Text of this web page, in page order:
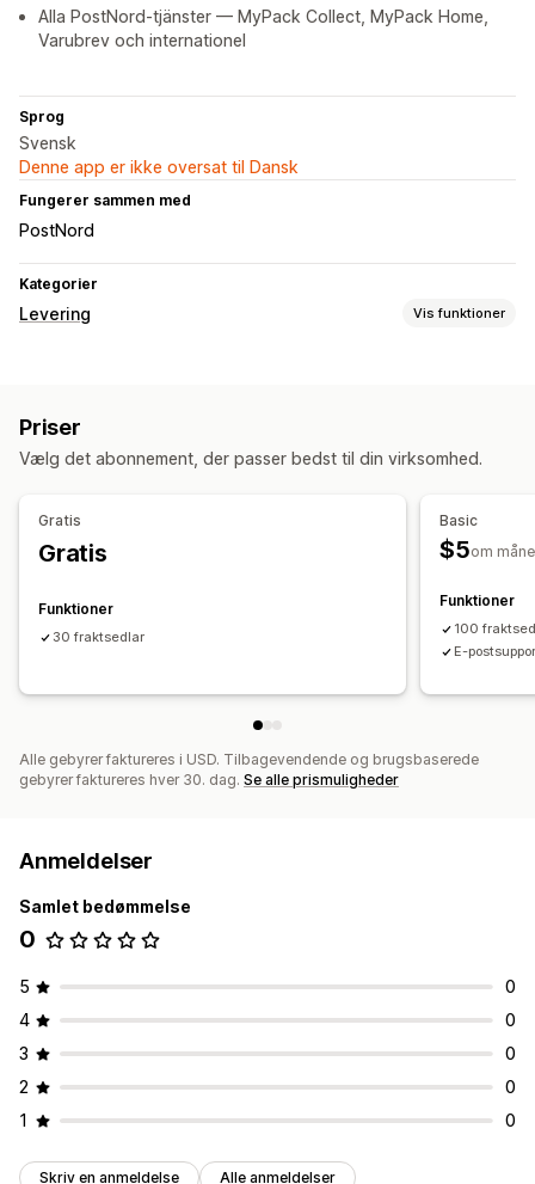
Alla PostNord-tjänster — MyPack Collect, MyPack Home,
Varubrev och internationel
Sprog
Svensk
Denne app er ikke oversat til Dansk
Fungerer sammen med
PostNord
Kategorier
Levering Vis funktioner
Priser
Vælg det abonnement, der passer bedst til din virksomhed.
Gratis
Gratis
Funktioner
30 fraktsedlar
Basic
$5om
Funktioner
100
E-
Alle gebyrer faktureres i USD. Tilbagevendende og brugsbaserede
gebyrer faktureres hver 30. dag. Se alle prismuligheder
Anmeldelser
Samlet bedømmelse
0
5
0
4
0
3
0
2
0
1
0
Skriv en anmeldelse Alle anmeldelser